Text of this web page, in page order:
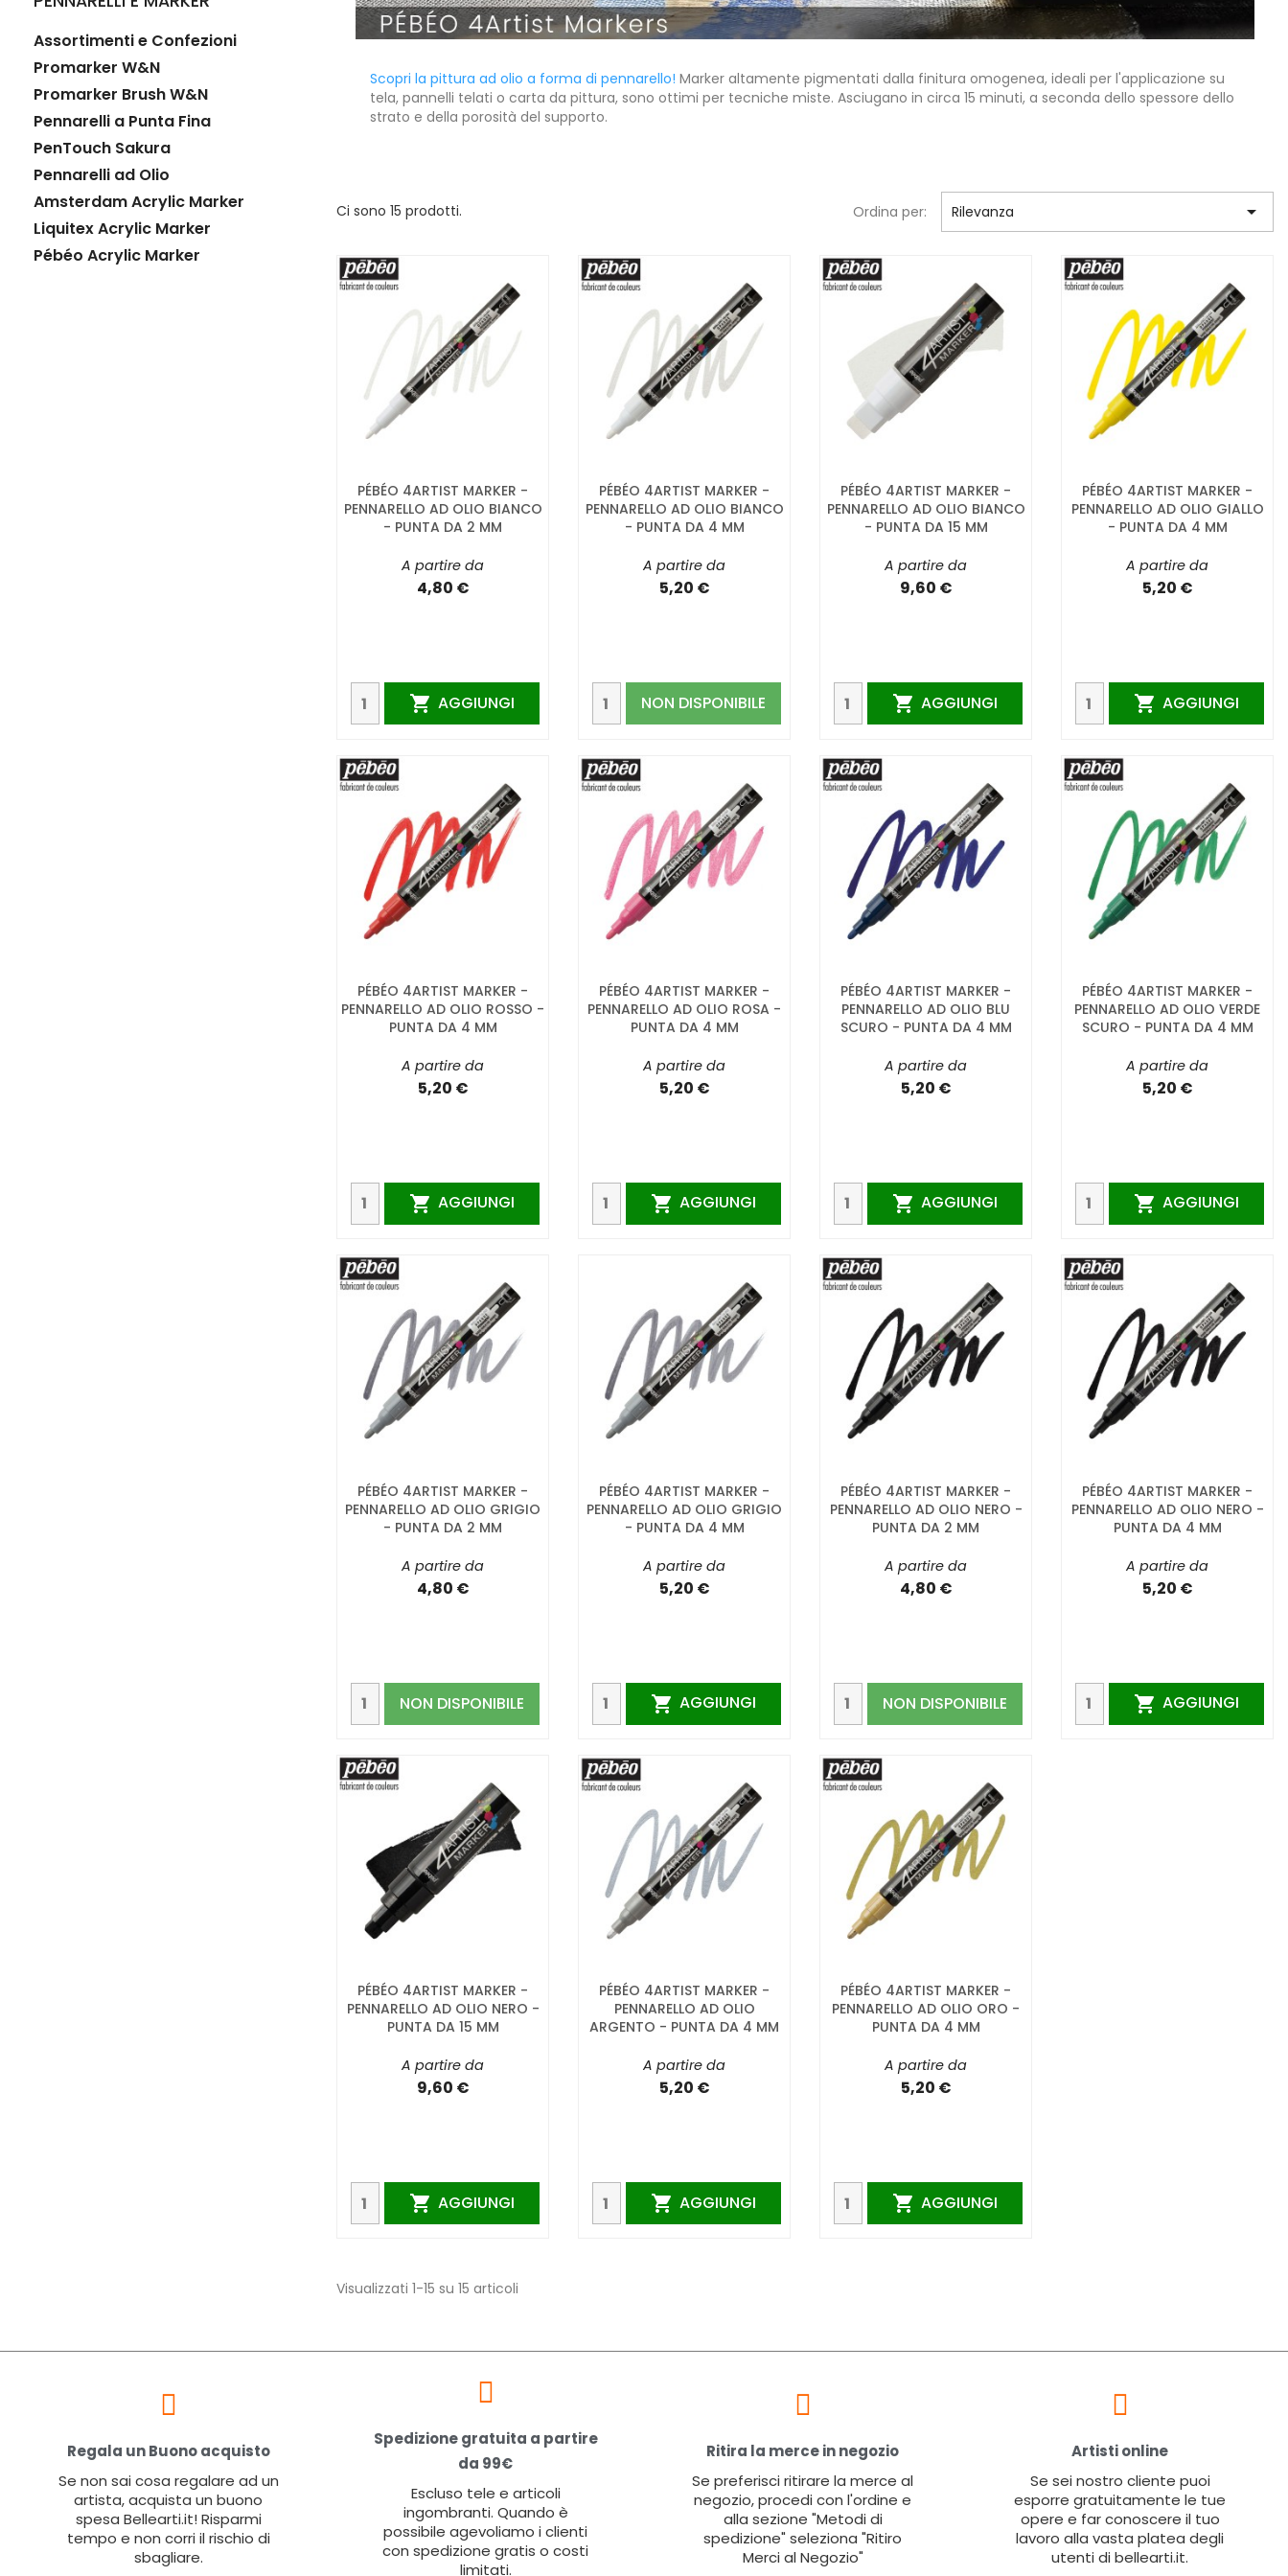
Assortimenti e Confezioni
Promarker W&N
Promarker Brush W&N
Pennarelli a Punta Fina
PenTouch Sakura
Pennarelli ad Olio
Amsterdam Acrylic Marker
Liquitex Acrylic Marker
Pébéo Acrylic Marker
Scopri la pittura ad olio a forma di pennarello! Marker altamente pigmentati dalla finitura omogenea, ideali per l'applicazione su
tela, pannelli telati o carta da pittura, sono ottimi per tecniche miste. Asciugano in circa 15 minuti, a seconda dello spessore dello
strato e della porosità del supporto.
Ci sono 15 prodotti. Ordina per: Rilevanza 
PÉBÉO 4ARTIST MARKER -
PENNARELLO AD OLIO BIANCO
- PUNTA DA 2 MM
A partire da
4,80 €
 AGGIUNGI
PÉBÉO 4ARTIST MARKER -
PENNARELLO AD OLIO BIANCO
- PUNTA DA 4 MM
A partire da
5,20 €
NON DISPONIBILE
PÉBÉO 4ARTIST MARKER -
PENNARELLO AD OLIO BIANCO
- PUNTA DA 15 MM
A partire da
9,60 €
 AGGIUNGI
PÉBÉO 4ARTIST MARKER -
PENNARELLO AD OLIO GIALLO
- PUNTA DA 4 MM
A partire da
5,20 €
 AGGIUNGI
PÉBÉO 4ARTIST MARKER -
PENNARELLO AD OLIO ROSSO -
PUNTA DA 4 MM
A partire da
5,20 €
 AGGIUNGI
PÉBÉO 4ARTIST MARKER -
PENNARELLO AD OLIO ROSA -
PUNTA DA 4 MM
A partire da
5,20 €
 AGGIUNGI
PÉBÉO 4ARTIST MARKER -
PENNARELLO AD OLIO BLU
SCURO - PUNTA DA 4 MM
A partire da
5,20 €
 AGGIUNGI
PÉBÉO 4ARTIST MARKER -
PENNARELLO AD OLIO VERDE
SCURO - PUNTA DA 4 MM
A partire da
5,20 €
 AGGIUNGI
PÉBÉO 4ARTIST MARKER -
PENNARELLO AD OLIO GRIGIO
- PUNTA DA 2 MM
A partire da
4,80 €
NON DISPONIBILE
PÉBÉO 4ARTIST MARKER -
PENNARELLO AD OLIO GRIGIO
- PUNTA DA 4 MM
A partire da
5,20 €
 AGGIUNGI
PÉBÉO 4ARTIST MARKER -
PENNARELLO AD OLIO NERO -
PUNTA DA 2 MM
A partire da
4,80 €
NON DISPONIBILE
PÉBÉO 4ARTIST MARKER -
PENNARELLO AD OLIO NERO -
PUNTA DA 4 MM
A partire da
5,20 €
 AGGIUNGI
PÉBÉO 4ARTIST MARKER -
PENNARELLO AD OLIO NERO -
PUNTA DA 15 MM
A partire da
9,60 €
 AGGIUNGI
PÉBÉO 4ARTIST MARKER -
PENNARELLO AD OLIO
ARGENTO - PUNTA DA 4 MM
A partire da
5,20 €
 AGGIUNGI
PÉBÉO 4ARTIST MARKER -
PENNARELLO AD OLIO ORO -
PUNTA DA 4 MM
A partire da
5,20 €
 AGGIUNGI
Visualizzati 1-15 su 15 articoli
Regala un Buono acquisto
Se non sai cosa regalare ad un
artista, acquista un buono
spesa Bellearti.it! Risparmi
tempo e non corri il rischio di
sbagliare.
Spedizione gratuita a partire
da 99€
Escluso tele e articoli
ingombranti. Quando è
possibile agevoliamo i clienti
con spedizione gratis o costi
limitati.
Ritira la merce in negozio
Se preferisci ritirare la merce al
negozio, procedi con l'ordine e
alla sezione "Metodi di
spedizione" seleziona "Ritiro
Merci al Negozio"
Artisti online
Se sei nostro cliente puoi
esporre gratuitamente le tue
opere e far conoscere il tuo
lavoro alla vasta platea degli
utenti di bellearti.it.